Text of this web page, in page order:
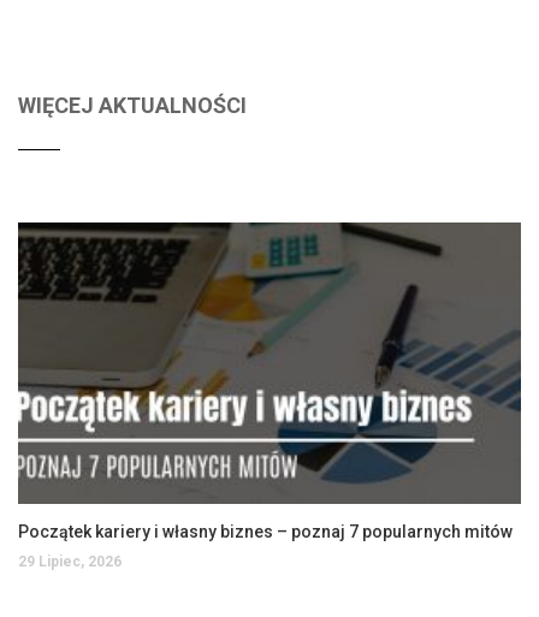
WIĘCEJ AKTUALNOŚCI
Początek kariery i własny biznes – poznaj 7 popularnych mitów
29 Lipiec, 2026